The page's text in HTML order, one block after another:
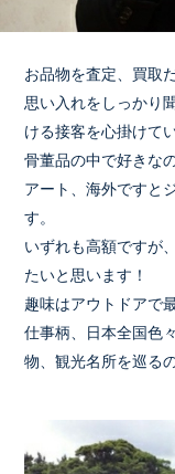
お品物を査定、買取
思い入れをしっかり
ける接客を心掛けて
骨董品の中で好きな
アート、海外ですと
す。
いずれも高額ですが
たいと思います！
趣味はアウトドアで
仕事柄、日本全国色
物、観光名所を巡る